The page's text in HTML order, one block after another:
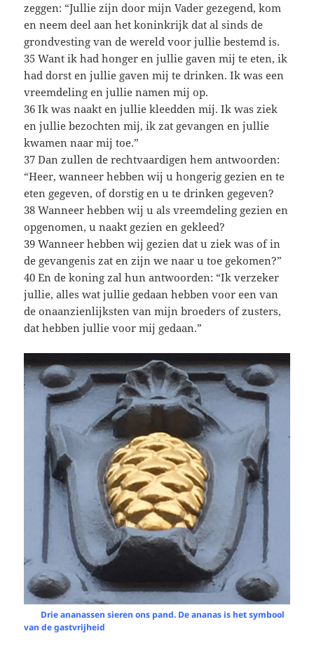
zeggen: “Jullie zijn door mijn Vader gezegend, kom
en neem deel aan het koninkrijk dat al sinds de
grondvesting van de wereld voor jullie bestemd is.
35 Want ik had honger en jullie gaven mij te eten, ik
had dorst en jullie gaven mij te drinken. Ik was een
vreemdeling en jullie namen mij op.
36 Ik was naakt en jullie kleedden mij. Ik was ziek
en jullie bezochten mij, ik zat gevangen en jullie
kwamen naar mij toe.”
37 Dan zullen de rechtvaardigen hem antwoorden:
“Heer, wanneer hebben wij u hongerig gezien en te
eten gegeven, of dorstig en u te drinken gegeven?
38 Wanneer hebben wij u als vreemdeling gezien en
opgenomen, u naakt gezien en gekleed?
39 Wanneer hebben wij gezien dat u ziek was of in
de gevangenis zat en zijn we naar u toe gekomen?”
40 En de koning zal hun antwoorden: “Ik verzeker
jullie, alles wat jullie gedaan hebben voor een van
de onaanzienlijksten van mijn broeders of zusters,
dat hebben jullie voor mij gedaan.”
Drie ananassen sieren ons pand. De ananas is het symbool
van de gastvrijheid